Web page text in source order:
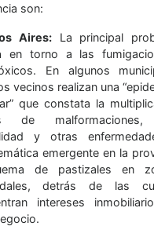
son:
Aires:La principal
en torno a las
En algunos
vecinos realizan una
que constata la
de malformaciones,
y otras
emergente en la
de pastizales en
detrás de las
intereses